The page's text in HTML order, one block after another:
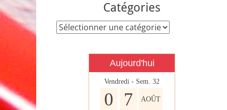
Catégories
Catégories
Aujourd'hui
Vendredi - Sem. 32
0 7 AOÛT